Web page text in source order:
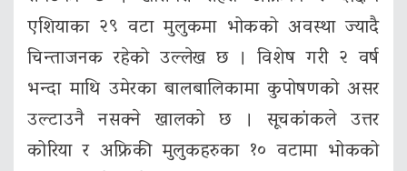
एशियाका २९ वटा मुलुकमा भोकको अवस्था ज्यादै
चिन्ताजनक रहेको उल्लेख छ । विशेष गरी २ वर्ष
भन्दा माथि उमेरका बालबालिकामा कुपोषणको असर
उल्टाउनै नसक्ने खालको छ । सूचकांकले उत्तर
कोरिया र अफ्रिकी मुलुकहरुका १० वटामा भोकको